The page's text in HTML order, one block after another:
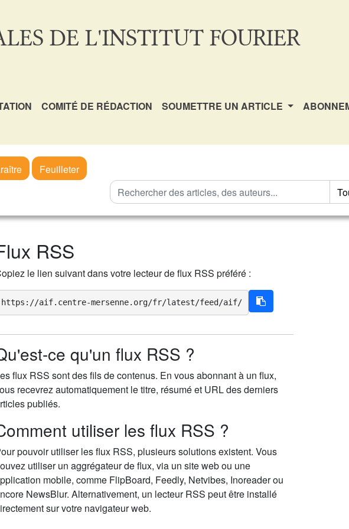
DE L'INSTITUT FOURIER
COMITÉ DE RÉDACTION SOUMETTRE UN ARTICLE
Feuilleter
RSS
le lien suivant dans votre lecteur de flux RSS préféré :
https://aif.centre-mersenne.org/fr/latest/feed/aif/
ce qu'un flux RSS ?
flux RSS sont des fils de contenus. En vous abonnant à un flux,
recevrez automatiquement le titre, résumé et URL des derniers
publiés.
utiliser les flux RSS ?
pouvoir utiliser les flux RSS, plusieurs solutions existent. Vous
utiliser un aggrégateur de flux, via un site web ou une
mobile, comme FlipBoard, Feedly, Netvibes, Inoreader ou
NewsBlur. Alternativement, un lecteur RSS peut être installé
sur votre navigateur web.